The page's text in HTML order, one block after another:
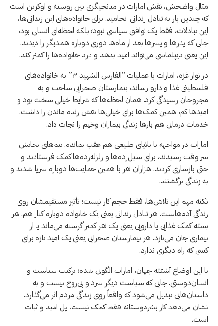
مثال واضحش، نقش امارات در میانجیگری بین روسیه و اوکرین است
که چندین بار به تبادل زندانی انجامید. برای خانواده‌های این زندانی‌ها،
این تبادلات، فقط یک توافق سیاسی نبود؛ بلکه لحظه‌ای انسانی بود،
جایی که پدرها و پسرها بعد از ماه‌ها دوری دوباره همدیگر را دیدند.
این یعنی دیپلماسی می‌تواند امید بدهد و درد خانواده‌ها را کمتر کند.
در نوار غزه، امارات با عملیات “الفارس الشهید ۳” به خانواده‌های
فلسطینی غذا و دارو رساند، بیمارستان صحرایی ساخت و به
مجروحان رسیدگی کرد. همان لحظه‌ها که شرایط خیلی سخت بود و
امیدها کم، همین کمک‌ها برای خیلی‌ها نقش زنده ماندن را داشت.
خدمات درمانی هم بارها زندگی بیماران وخیم را نجات داد.
امارات در مواجهه با بلایای طبیعی هم عقب نمانده. تیم‌های نجاتش
سر وقت رسیدند، برای سیل‌زده‌ها و زلزله‌زده‌ها کمک فرستادند و
حتی بازسازی کردند. هزاران نفر با همین حمایت‌ها دوباره سرپا شدند و
به زندگی برگشتند.
نکته مهم این تلاش‌ها، فقط حجم کار نیست؛ تأثیر مستقیمشان روی
زندگی آدم‌هاست. هر تبادل زندانی یعنی یک خانواده دوباره کنار هم. هر
بسته کمک غذایی یا دارویی یعنی یک نفر کمتر گرسنه می‌ماند یا از
بیماری جان می‌بازد. هر بیمارستان صحرایی یعنی یک امید تازه برای
کسی که راه دیگری ندارد.
با این اوضاع آشفته جهان، امارات الگویی شده؛ ترکیب سیاست و
انسان‌دوستی. جایی که سیاست دیگر سرد و بی‌روح نیست و به
داستان‌هایی تبدیل می‌شود که واقعاً روی زندگی مردم اثر می‌گذارد.
نشان می‌دهد کار بشردوستانه فقط کمک نیست، پل امید و ثبات
است.